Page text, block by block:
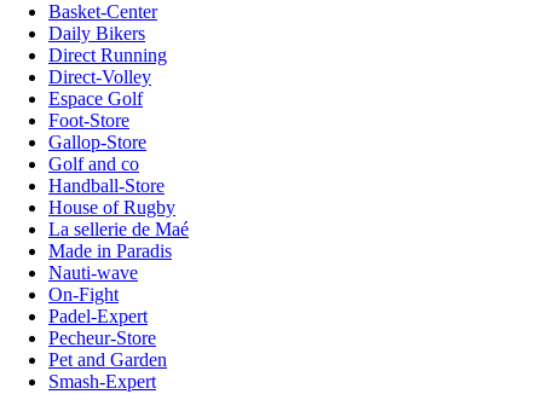
Basket-Center
Daily Bikers
Direct Running
Direct-Volley
Espace Golf
Foot-Store
Gallop-Store
Golf and co
Handball-Store
House of Rugby
La sellerie de Maé
Made in Paradis
Nauti-wave
On-Fight
Padel-Expert
Pecheur-Store
Pet and Garden
Smash-Expert